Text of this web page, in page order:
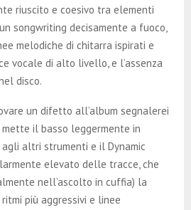
riuscito e coesivo tra elementi
songwriting decisamente a fuoco,
melodiche di chitarra ispirati e
vocale di alto livello, e l’assenza
disco.
un difetto all’album segnalerei
il basso leggermente in
altri strumenti e il Dynamic
elevato delle tracce, che
nell’ascolto in cuffia) la
più aggressivi e linee